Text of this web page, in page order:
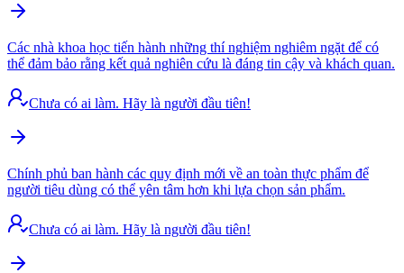
Các nhà khoa học tiến hành những thí nghiệm nghiêm ngặt để có
thể đảm bảo rằng kết quả nghiên cứu là đáng tin cậy và khách quan.
Chưa có ai làm. Hãy là người đầu tiên!
Chính phủ ban hành các quy định mới về an toàn thực phẩm để
người tiêu dùng có thể yên tâm hơn khi lựa chọn sản phẩm.
Chưa có ai làm. Hãy là người đầu tiên!